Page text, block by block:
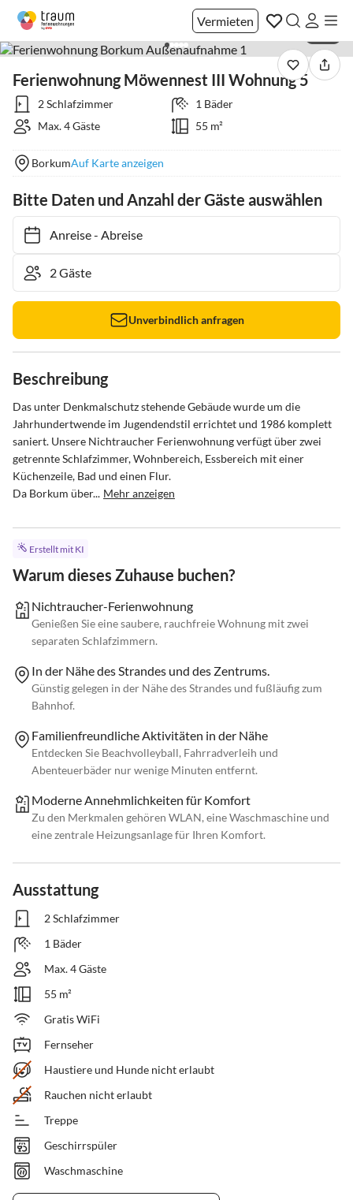
Vermieten
Ferienwohnung Möwennest III Wohnung 5
2 Schlafzimmer
1 Bäder
Max. 4 Gäste
55 m²
BorkumAuf Karte anzeigen
Bitte Daten und Anzahl der Gäste auswählen
Anreise- Abreise
Unverbindlich anfragen
Beschreibung
Das unter Denkmalschutz stehende Gebäude wurde um die
Jahrhundertwende im Jugendendstil errichtet und 1986 komplett
saniert. Unsere Nichtraucher Ferienwohnung verfügt über zwei
getrennte Schlafzimmer, Wohnbereich, Essbereich mit einer
Küchenzeile, Bad und einen Flur.
Da Borkum über... Mehr anzeigen
Erstellt mit KI
Warum dieses Zuhause buchen?
Nichtraucher-Ferienwohnung
Genießen Sie eine saubere, rauchfreie Wohnung mit zwei
separaten Schlafzimmern.
In der Nähe des Strandes und des Zentrums.
Günstig gelegen in der Nähe des Strandes und fußläufig zum
Bahnhof.
Familienfreundliche Aktivitäten in der Nähe
Entdecken Sie Beachvolleyball, Fahrradverleih und
Abenteuerbäder nur wenige Minuten entfernt.
Moderne Annehmlichkeiten für Komfort
Zu den Merkmalen gehören WLAN, eine Waschmaschine und
eine zentrale Heizungsanlage für Ihren Komfort.
Ausstattung
2 Schlafzimmer
1 Bäder
Max. 4 Gäste
55 m²
Gratis WiFi
Fernseher
Haustiere und Hunde nicht erlaubt
Rauchen nicht erlaubt
Treppe
Geschirrspüler
Waschmaschine